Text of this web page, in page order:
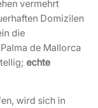
vermehrt
Domizilen
die
de Mallorca
echte
wird sich in